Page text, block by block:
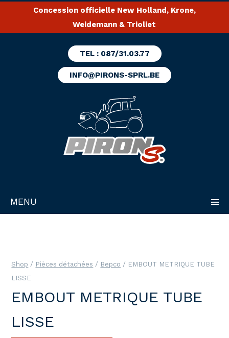
Concession officielle New Holland, Krone,
Weidemann & Trioliet
TEL : 087/31.03.77
INFO@PIRONS-SPRL.BE
MENU
Shop / Pièces détachées / Bepco / EMBOUT METRIQUE TUBE
LISSE
EMBOUT METRIQUE TUBE
LISSE